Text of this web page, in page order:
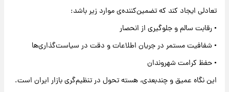
تعادلی ایجاد کند که تضمین‌کننده‌ی موارد زیر باشد:
• رقابت سالم و جلوگیری از انحصار
• شفافیت مستمر در جریان اطلاعات و دقت در سیاست‌گذاری‌ها
• حفظ کرامت شهروندان
این نگاه عمیق و چندبعدی، هسته تحول در تنظیم‌گری بازار ایران است.